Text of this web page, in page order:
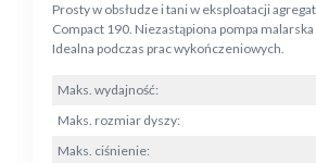
Prosty w obsłudze i tani w eksploatacji
Compact 190. Niezastąpiona pompa
Idealna podczas prac wykończeniowych.
Maks. wydajność:
Maks. rozmiar dyszy:
Maks. ciśnienie: